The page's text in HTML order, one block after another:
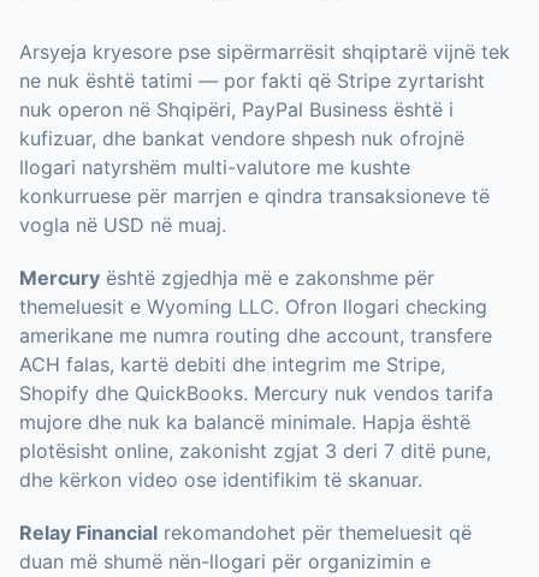
Arsyeja kryesore pse sipërmarrësit shqiptarë vijnë tek
ne nuk është tatimi — por fakti që Stripe zyrtarisht
nuk operon në Shqipëri, PayPal Business është i
kufizuar, dhe bankat vendore shpesh nuk ofrojnë
llogari natyrshëm multi-valutore me kushte
konkurruese për marrjen e qindra transaksioneve të
vogla në USD në muaj.
Mercury është zgjedhja më e zakonshme për
themeluesit e Wyoming LLC. Ofron llogari checking
amerikane me numra routing dhe account, transfere
ACH falas, kartë debiti dhe integrim me Stripe,
Shopify dhe QuickBooks. Mercury nuk vendos tarifa
mujore dhe nuk ka balancë minimale. Hapja është
plotësisht online, zakonisht zgjat 3 deri 7 ditë pune,
dhe kërkon video ose identifikim të skanuar.
Relay Financial rekomandohet për themeluesit që
duan më shumë nën-llogari për organizimin e